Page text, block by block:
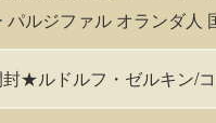
パルジファル オランダ人
★ルドルフ・ゼルキン/